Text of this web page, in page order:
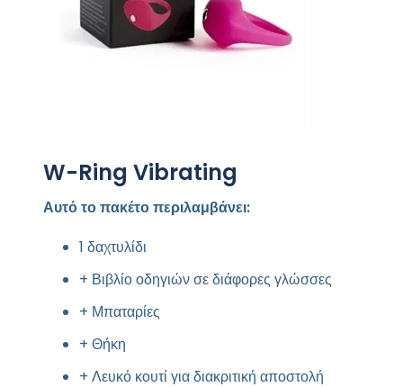
W-Ring Vibrating
Αυτό το πακέτο περιλαμβάνει:
1 δαχτυλίδι
+ Βιβλίο οδηγιών σε διάφορες γλώσσες
+ Μπαταρίες
+ Θήκη
+ Λευκό κουτί για διακριτική αποστολή